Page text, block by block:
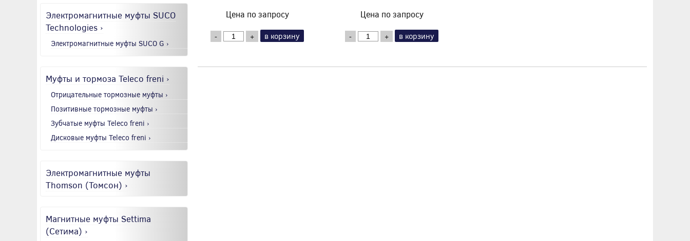
Электромагнитные муфты SUCO
Technologies ›
Электромагнитные муфты SUCO G ›
Муфты и тормоза Teleco freni ›
Отрицательные тормозные муфты ›
Позитивные тормозные муфты ›
Зубчатые муфты Teleco freni ›
Дисковые муфты Teleco freni ›
Электромагнитные муфты
Thomson (Томсон) ›
Магнитные муфты Settima
(Сетима) ›
Цена по запросу
- + в корзину
Цена по запросу
- + в корзину